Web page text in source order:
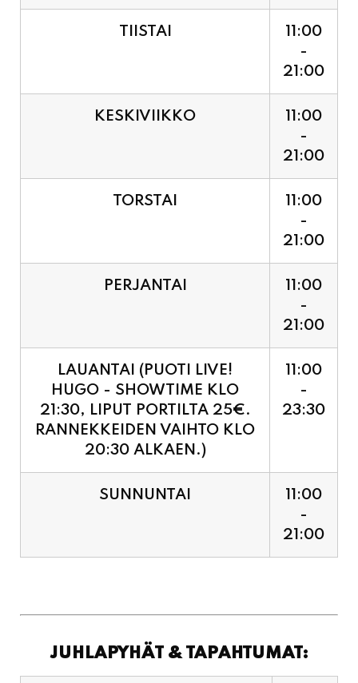
21:00
11:00
-
21:00
11:00
-
21:00
11:00
-
21:00
21:30, LIPUT PORTILTA 25€.
RANNEKKEIDEN VAIHTO KLO
20:30 ALKAEN.)
11:00
-
23:30
SUNNUNTAI
21:00
PALVELEMME KLO 11-19,
VIIMEISET TILAUKSET
-
19:00